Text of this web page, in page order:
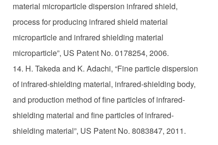
material microparticle dispersion infrared shield,
process for producing infrared shield material
microparticle and infrared shielding material
microparticle”, US Patent No. 0178254, 2006.
14. H. Takeda and K. Adachi, “Fine particle dispersion
of infrared-shielding material, infrared-shielding body,
and production method of fine particles of infrared-
shielding material and fine particles of infrared-
shielding material”, US Patent No. 8083847, 2011.